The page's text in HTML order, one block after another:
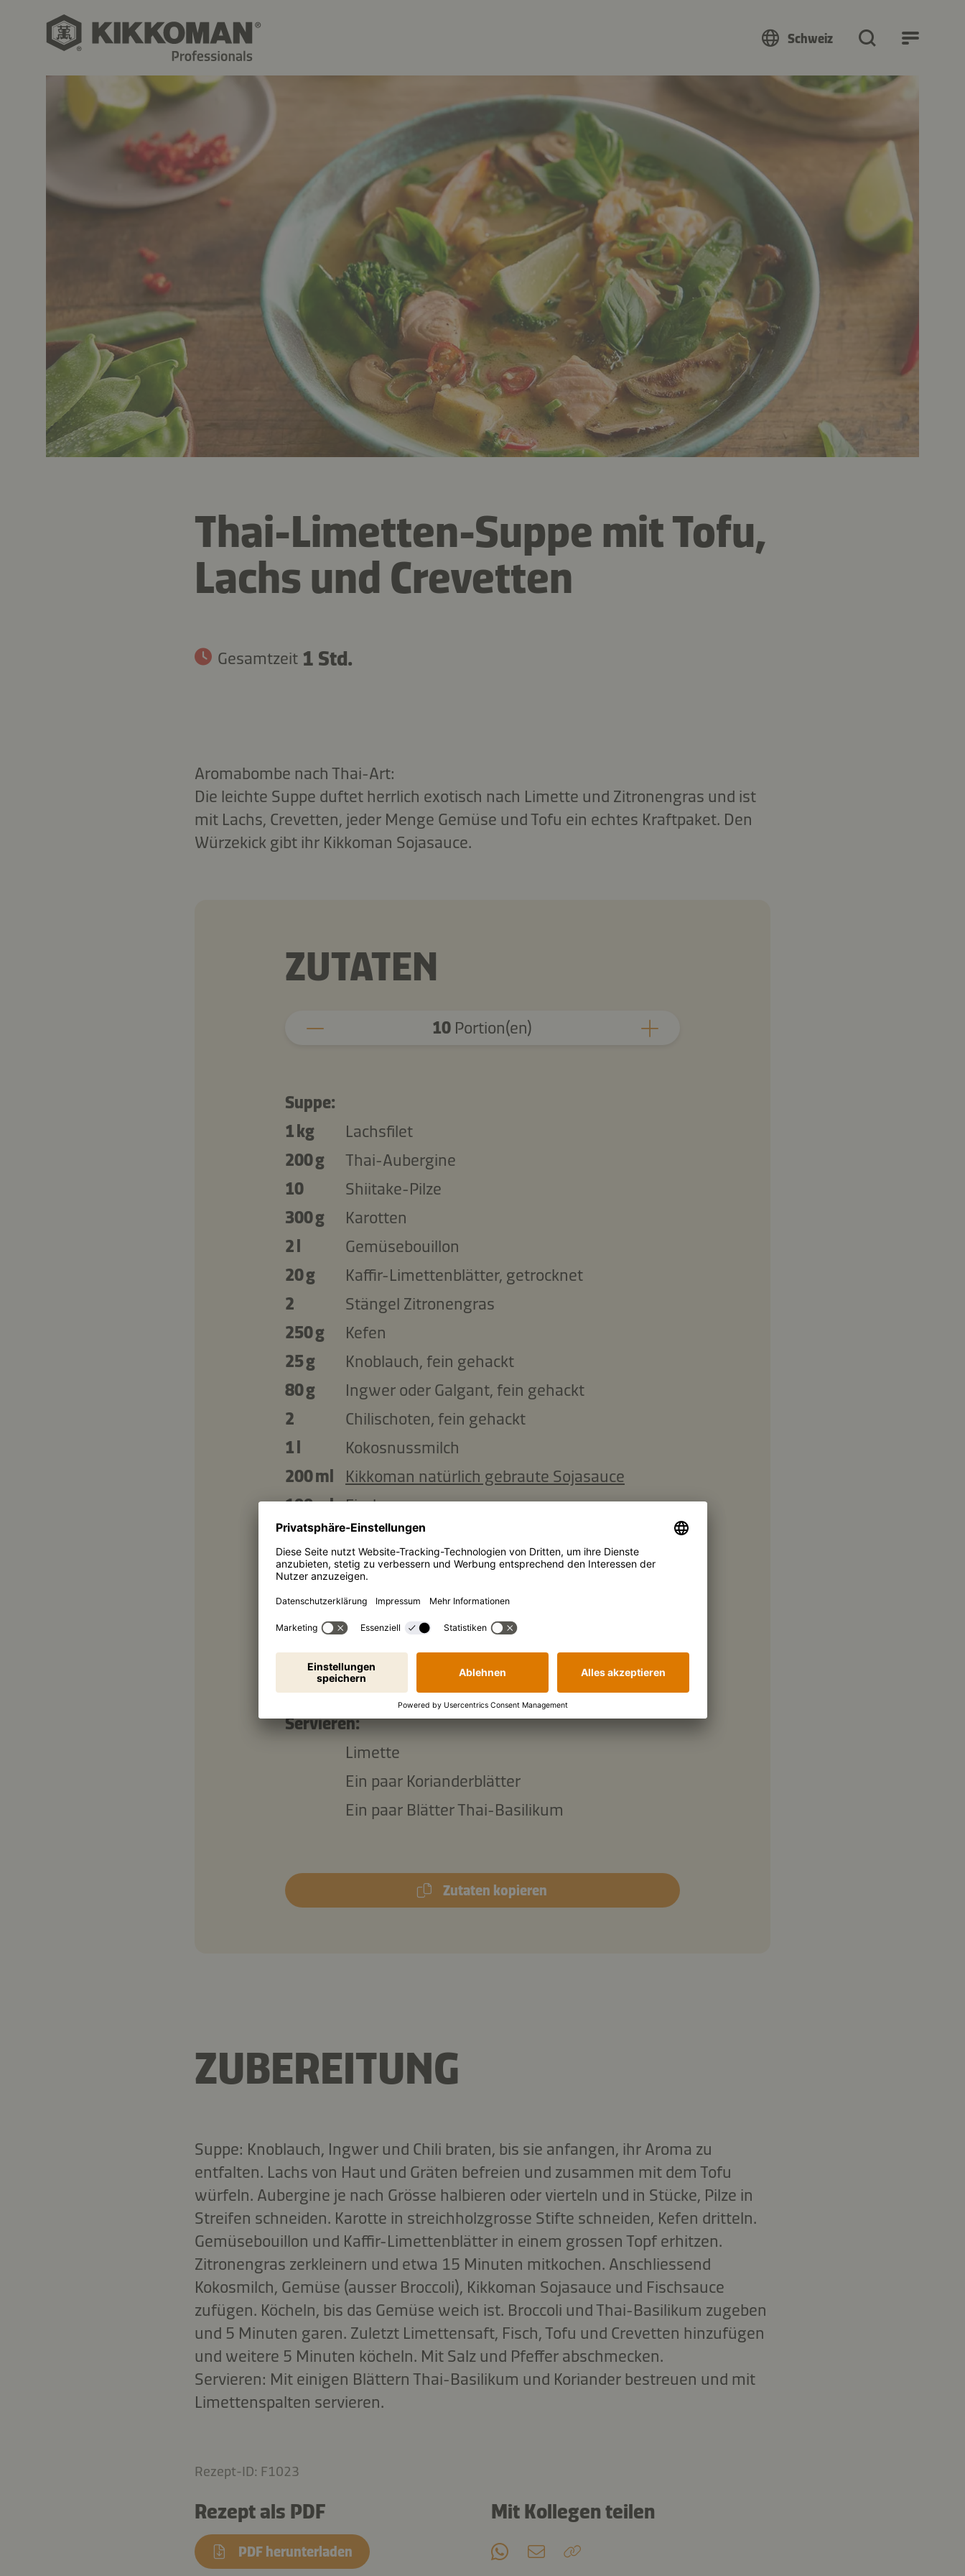
Schweiz
Thai-Limetten-Suppe mit Tofu,
Lachs und Crevetten
Gesamtzeit 1 Std.
Aromabombe nach Thai-Art:
Die leichte Suppe duftet herrlich exotisch nach Limette und Zitronengras und ist
mit Lachs, Crevetten, jeder Menge Gemüse und Tofu ein echtes Kraftpaket. Den
Würzekick gibt ihr Kikkoman Sojasauce.
ZUTATEN
10 Portion(en)
Suppe:
1 kg
Lachsfilet
200 g
Thai-Aubergine
10
Shiitake-Pilze
300 g
Karotten
2 l
Gemüsebouillon
20 g
Kaffir-Limettenblätter, getrocknet
2
Stängel Zitronengras
250 g
Kefen
25 g
Knoblauch, fein gehackt
80 g
Ingwer oder Galgant, fein gehackt
2
Chilischoten, fein gehackt
1 l
Kokosnussmilch
200 ml
Kikkoman natürlich gebraute Sojasauce
100 ml Fischsauce
500 g
Baby-Broccoli-Sprossen
200 g
Thai-Basilikum
500 g
fester Tofu, naturbelassen
500 g
rohe Crevetten, geschält
Salz und Pfeffer
Servieren:
Limette
Ein paar Korianderblätter
Ein paar Blätter Thai-Basilikum
Zutaten kopieren
ZUBEREITUNG
Suppe: Knoblauch, Ingwer und Chili braten, bis sie anfangen, ihr Aroma zu
entfalten. Lachs von Haut und Gräten befreien und zusammen mit dem Tofu
würfeln. Aubergine je nach Grösse halbieren oder vierteln und in Stücke, Pilze in
Streifen schneiden. Karotte in streichholzgrosse Stifte schneiden, Kefen dritteln.
Gemüsebouillon und Kaffir-Limettenblätter in einem grossen Topf erhitzen.
Zitronengras zerkleinern und etwa 15 Minuten mitkochen. Anschliessend
Kokosmilch, Gemüse (ausser Broccoli), Kikkoman Sojasauce und Fischsauce
zufügen. Köcheln, bis das Gemüse weich ist. Broccoli und Thai-Basilikum zugeben
und 5 Minuten garen. Zuletzt Limettensaft, Fisch, Tofu und Crevetten hinzufügen
und weitere 5 Minuten köcheln. Mit Salz und Pfeffer abschmecken.
Servieren: Mit einigen Blättern Thai-Basilikum und Koriander bestreuen und mit
Limettenspalten servieren.
Rezept-ID: F1023
Rezept als PDF
PDF herunterladen
Mit Kollegen teilen